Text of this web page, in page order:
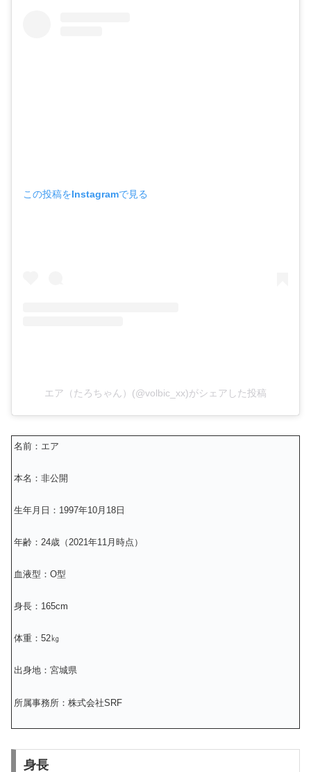
この投稿をInstagramで見る
エア（たろちゃん）(@volbic_xx)がシェアした投稿
名前：エア
本名：非公開
生年月日：1997年10月18日
年齢：24歳（2021年11月時点）
血液型：O型
身長：165cm
体重：52㎏
出身地：宮城県
所属事務所：株式会社SRF
身長